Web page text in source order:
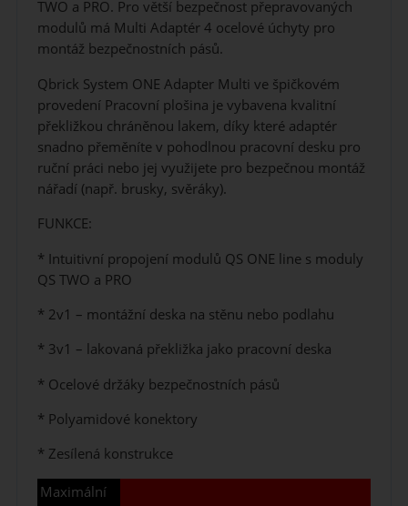
TWO a PRO. Pro větší bezpečnost přepravovaných
modulů má Multi Adaptér 4 ocelové úchyty pro
montáž bezpečnostních pásů.
Qbrick System ONE Adapter Multi ve špičkovém
provedení Pracovní plošina je vybavena kvalitní
překližkou chráněnou lakem, díky které adaptér
snadno přeměníte v pohodlnou pracovní desku pro
ruční práci nebo jej využijete pro bezpečnou montáž
nářadí (např. brusky, svěráky).
FUNKCE:
* Intuitivní propojení modulů QS ONE line s moduly
QS TWO a PRO
* 2v1 – montážní deska na stěnu nebo podlahu
* 3v1 – lakovaná překližka jako pracovní deska
* Ocelové držáky bezpečnostních pásů
* Polyamidové konektory
* Zesílená konstrukce
Maximální